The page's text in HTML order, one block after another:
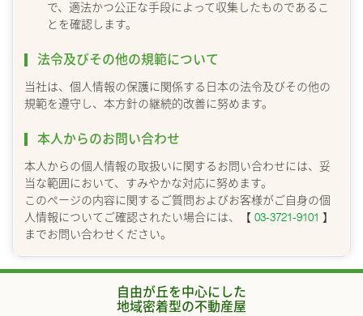
で、適法かつ公正な手段によって収集したものであるこ
とを確認します。
法令及びその他の規範について
当社は、個人情報の保護に関係する日本の法令及びその他の
規範を遵守し、本方針の継続的改善に努めます。
本人からのお問い合わせ
本人からの個人情報の取扱いに関するお問い合わせには、妥
当な範囲において、すみやかな対応に努めます。
このページの内容に関するご質問およびお客様がご自身の個
人情報についてご確認されたい場合には、【 03-3721-9101 】
までお問い合わせください。
自由が丘を中心にした
地域密着型の不動産屋